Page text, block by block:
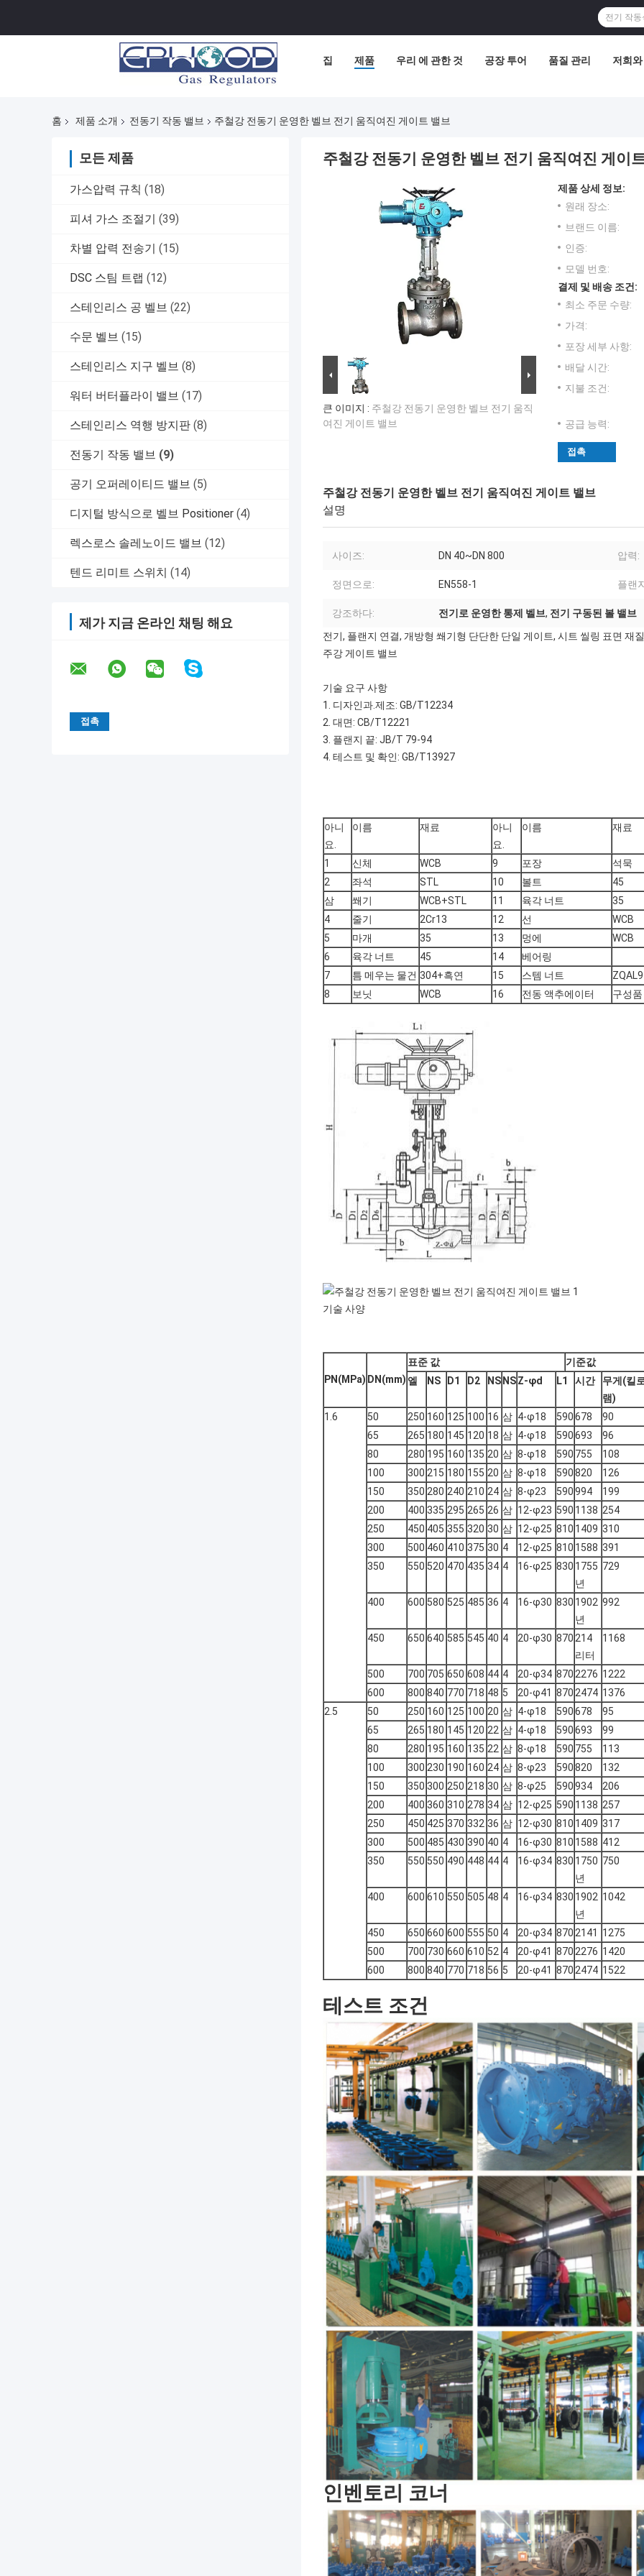
집 제품 우리 에 관한 것 공장 투어 품질 관리 저희
홈 제품 소개 전동기 작동 밸브 주철강 전동기 운영한 벨브 전기 움직여진 게이트 밸브
모든 제품
가스압력 규칙 (18)
피셔 가스 조절기 (39)
차별 압력 전송기 (15)
DSC 스팀 트랩 (12)
스테인리스 공 벨브 (22)
수문 벨브 (15)
스테인리스 지구 벨브 (8)
워터 버터플라이 밸브 (17)
스테인리스 역행 방지판 (8)
전동기 작동 밸브 (9)
공기 오퍼레이티드 밸브 (5)
디지털 방식으로 벨브 Positioner (4)
렉스로스 솔레노이드 밸브 (12)
텐드 리미트 스위치 (14)
제가 지금 온라인 채팅 해요
주철강 전동기 운영한 벨브 전기 움직여진 게이
큰 이미지 : 주철강 전동기 운영한 벨브 전기 움직
여진 게이트 밸브
제품 상세 정보:
원래 장소:
브랜드 이름:
인증:
모델 번호:
결제 및 배송 조건:
최소 주문 수량:
가격:
포장 세부 사항:
배달 시간:
지불 조건:
공급 능력:
접촉
주철강 전동기 운영한 벨브 전기 움직여진 게이트 밸브
설명
사이즈: DN 40~DN 800 압력:
정면으로: EN558-1 플랜
강조하다: 전기로 운영한 통제 벨브, 전기 구동된 볼 밸브
전기, 플랜지 연결, 개방형 쐐기형 단단한 단일 게이트, 시트 씰링 표면 재
주강 게이트 밸브
기술 요구 사항
1. 디자인과.제조: GB/T12234
2. 대면: CB/T12221
3. 플랜지 끝: JB/T 79-94
4. 테스트 및 확인: GB/T13927
아니
요.
이름 재료
아니
요.
이름 재료
1 신체 WCB 9 포장
석묵
2
좌석 STL 10 볼트
45
삼
쐐기 WCB+STL 11 육각 너트
35
4
줄기 2Cr13 12 선
WCB
5
마개 35 13 멍에
WCB
6
육각 너트 45 14
베어링
7
틈 메우는 물건 304+흑연 15 스템 너트
8
보닛 WCB 16 전동 액추에이터 구성품
기술 사양
PN(MPa) DN(mm)
표준 값
기준값
엘
NS D1 D2 NSNSZ-φd L1 시간 무게(킬
램)
1.6
50 250 160 125 100 16 삼 4-φ18 590678
90
65
265 180 145 120 18 삼 4-φ18 590693
96
80
280 195 160 135 20 삼 8-φ18 590 755
108
100
300 215 180 155 20 삼 8-φ18 590820
126
150
350 280 240 210 24 삼 8-φ23 590994
199
200
400 335 295 265 26 삼 12-φ23 590 1138 254
250
450 405 355 320 30 삼 12-φ25 810 1409 310
300
500 460 410 375 30 4 12-φ25 810 1588 391
350
550 520 470 435 34 4 16-φ25 830 1755
년
729
400 600 580 525 485 36 4 16-φ30 830 1902
년
992
450 650 640 585 545 40 4 20-φ30 870 214
리터
1168
500 700 705 650 608 44 4 20-φ34 870 2276 1222
600
800 840 770 718 48 5 20-φ41 870 2474 1376
2.5
50 250 160 125 100 20 삼 4-φ18 590678
95
65
265 180 145 120 22 삼 4-φ18 590693
99
80
280 195 160 135 22 삼 8-φ18 590 755
113
100
300 230 190 160 24 삼 8-φ23 590820
132
150
350 300 250 218 30 삼 8-φ25 590934
206
200
400 360 310 278 34 삼 12-φ25 590 1138 257
250
450 425 370 332 36 삼 12-φ30 810 1409 317
300
500 485 430 390 40 4 16-φ30 810 1588 412
350
550 550 490 448 44 4 16-φ34 830 1750
년
750
400 600 610 550 505 48 4 16-φ34 830 1902
년
1042
450 650 660 600 555 50 4 20-φ34 870 2141
1275
500
700 730 660 610 52 4 20-φ41 870 2276 1420
600
800 840 770 718 56 5 20-φ41 870 2474 1522
테스트 조건
인벤토리 코너